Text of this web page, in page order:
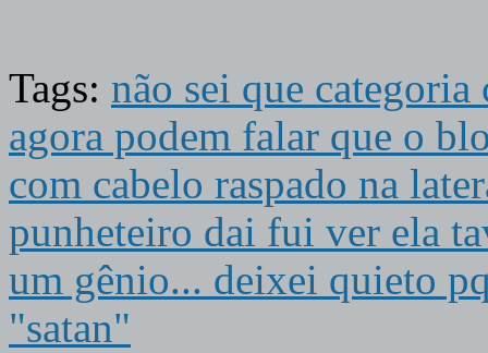
Tags: não sei que categoria
agora podem falar que o
com cabelo raspado na
punheteiro dai fui ver ela
um gênio... deixei quieto
"satan"